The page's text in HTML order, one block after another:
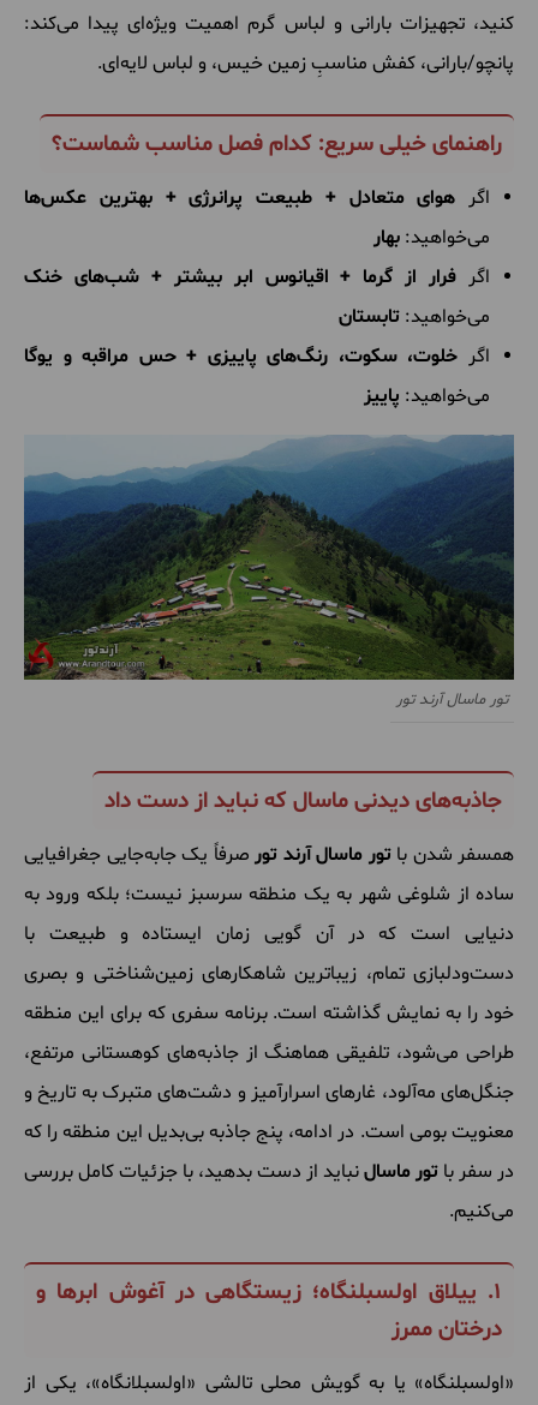
کنید، تجهیزات بارانی و لباس گرم اهمیت ویژه‌ای پیدا می‌کند:
پانچو/بارانی، کفش مناسبِ زمین خیس، و لباس لایه‌ای.
راهنمای خیلی سریع: کدام فصل مناسب شماست؟
اگر هوای متعادل + طبیعت پرانرژی + بهترین عکس‌ها
می‌خواهید: بهار
اگر فرار از گرما + اقیانوس ابر بیشتر + شب‌های خنک
می‌خواهید: تابستان
اگر خلوت، سکوت، رنگ‌های پاییزی + حس مراقبه و یوگا
می‌خواهید: پاییز
تور ماسال آرند تور
جاذبه‌های دیدنی ماسال که نباید از دست داد
همسفر شدن باتور ماسال آرند تور صرفاً یک جابه‌جایی جغرافیایی
ساده از شلوغی شهر به یک منطقه سرسبز نیست؛ بلکه ورود به
دنیایی است که در آن گویی زمان ایستاده و طبیعت با
دست‌ودلبازی تمام، زیباترین شاهکارهای زمین‌شناختی و بصری
خود را به نمایش گذاشته است. برنامه سفری که برای این منطقه
طراحی می‌شود، تلفیقی هماهنگ از جاذبه‌های کوهستانی مرتفع،
جنگل‌های مه‌آلود، غارهای اسرارآمیز و دشت‌های متبرک به تاریخ و
معنویت بومی است. در ادامه، پنج جاذبه بی‌بدیل این منطقه را که
در سفر با تور ماسالنباید از دست بدهید، با جزئیات کامل بررسی
می‌کنیم.
۱. ییلاق اولسبلنگاه؛ زیستگاهی در آغوش ابرها و
درختان ممرز
«اولسبلنگاه» یا به گویش محلی تالشی «اولسبلانگاه»، یکی از